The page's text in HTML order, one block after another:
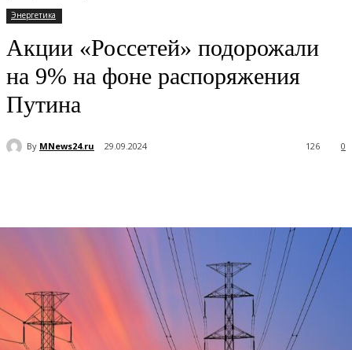
Энергетика
Акции «Россетей» подорожали
на 9% на фоне распоряжения
Путина
By MNews24.ru 29.09.2024 0
126